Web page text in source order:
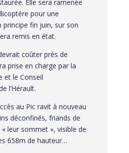
Elle sera ramenée
pour une
principe fin juin, sur son
remis en état.
coûter prés de
prise en charge par la
et le Conseil
l’Hérault.
au Pic ravit à nouveau
déconfinés, friands de
leur sommet », visible de
658m de hauteur…